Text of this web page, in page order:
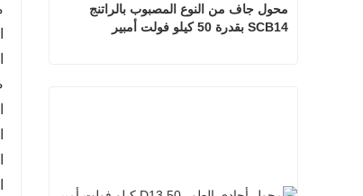
SCB14 بقدرة 50 كيلو فولت أمبير